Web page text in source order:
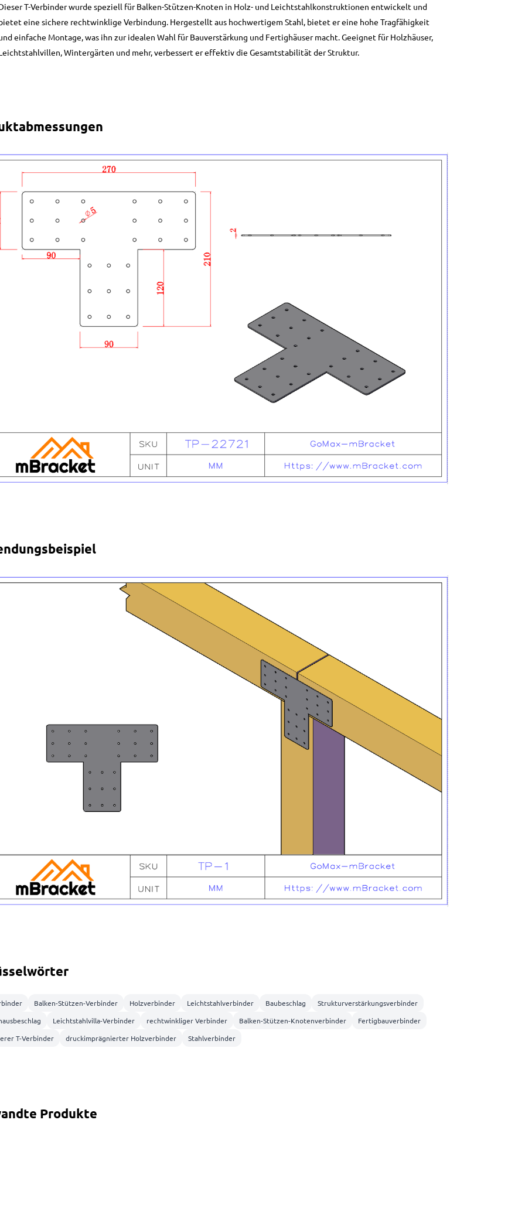
T-Verbinder wurde speziell für Balken-Stützen-Knoten in Holz- und Leichtstahlkonstruktionen entwickelt und
eine sichere rechtwinklige Verbindung. Hergestellt aus hochwertigem Stahl, bietet er eine hohe Tragfähigkeit
einfache Montage, was ihn zur idealen Wahl für Bauverstärkung und Fertighäuser macht. Geeignet für Holzhäuser,
Wintergärten und mehr, verbessert er effektiv die Gesamtstabilität der Struktur.
Balken-Stützen-Verbinder Holzverbinder Leichtstahlverbinder Baubeschlag
Strukturverstärkungsverbinder
Leichtstahlvilla-Verbinder rechtwinkliger Verbinder Balken-Stützen-Knotenverbinder
Fertigbauverbinder
T-Verbinder
druckimprägnierter Holzverbinder Stahlverbinder
Produkte